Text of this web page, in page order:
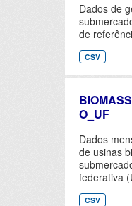
Dados de
de
CSV
O_UF
Dados
de usinas
federativa
CSV